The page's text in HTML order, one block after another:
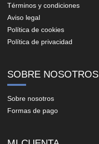
Términos y condiciones
Aviso legal
Política de cookies
Política de privacidad
SOBRE NOSOTROS
Sobre nosotros
Formas de pago